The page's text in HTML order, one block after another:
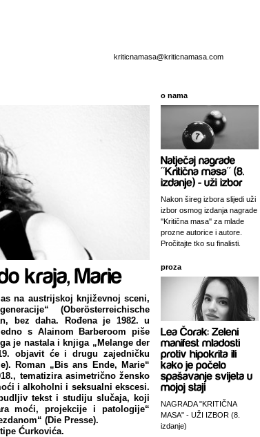
kriticnamasa@kriticnamasa.com
na austrijskoj književnoj sceni,
(Oberösterreichische
bez daha. Rođena je 1982. u
s Alainom Barberoom piše
je nastala i knjiga „Melange der
objavit će i drugu zajedničku
Roman „Bis ans Ende, Marie“
tematizira asimetrično žensko
i alkoholni i seksualni ekscesi.
tekst i studiju slučaja, koji
moći, projekcije i patologije“
(Die Presse).
Ćurkovića.
o nama
Nakon šireg izbora slijedi uži
izbor osmog izdanja nagrade
''Kritična masa'' za mlade
prozne autorice i autore.
Pročitajte tko su finalisti.
proza
NAGRADA "KRITIČNA
MASA" - UŽI IZBOR (8.
izdanje)